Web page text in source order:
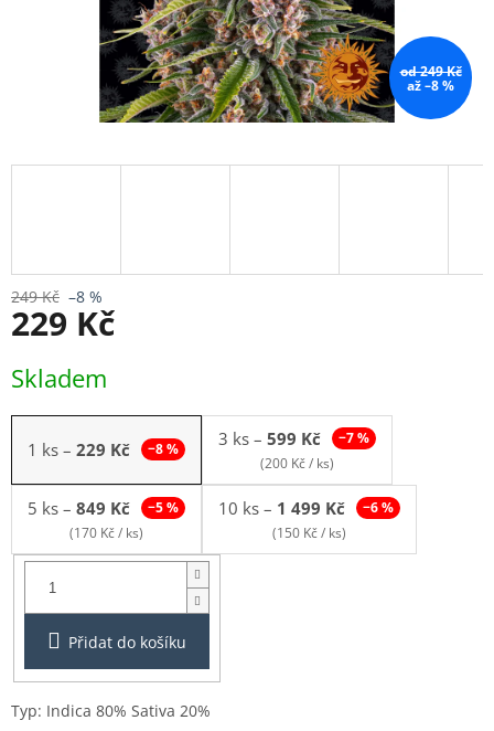
od 249 Kč
až –8 %
249 Kč –8 %
229 Kč
cena:
Skladem
1 ks – 229 Kč −8 % 3 ks – 599 Kč
−7 %
(200 Kč / ks)
5 ks – 849 Kč
−5 %
(170 Kč / ks)
10 ks – 1 499 Kč
−6 %
(150 Kč / ks)
Balení:
Přidat do košíku
Typ: Indica 80% Sativa 20%